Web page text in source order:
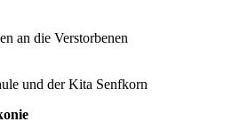
an die Verstorbenen
und der Kita Senfkorn